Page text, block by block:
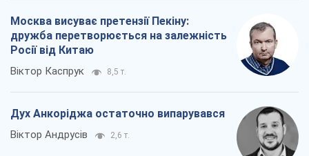
Москва висуває претензії Пекіну:
дружба перетворюється на залежність
Росії від Китаю
Віктор Каспрук 8,5 т.
Дух Анкоріджа остаточно випарувався
Віктор Андрусів 2,6 т.